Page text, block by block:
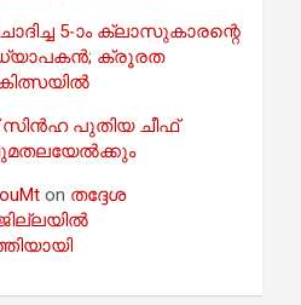
5-ാം ക്ലാസുകാരന്റെ
ക്രൂരത
സിൻഹ പുതിയ ചീഫ്
on തദ്ദേശ